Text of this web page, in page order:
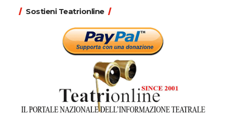
Sostieni Teatrionline